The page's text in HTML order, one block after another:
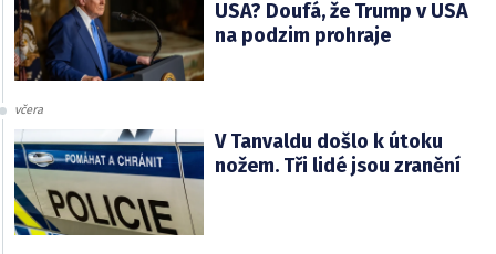
USA? Doufá, že Trump v USA
na podzim prohraje
včera
V Tanvaldu došlo k útoku
nožem. Tři lidé jsou zranění